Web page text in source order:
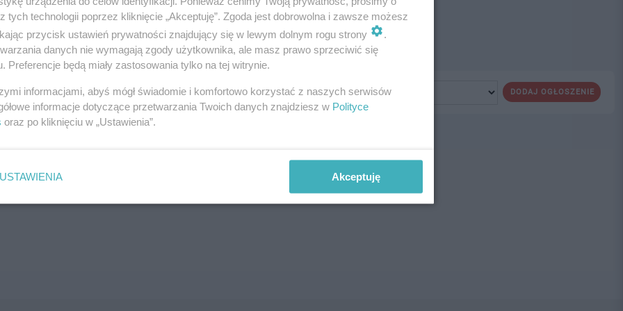
SZUKAJ
DODAJ OGŁOSZENIE
ogłoszenie nie istnieje lub nie jest jeszcze aktywne!
tych technologii poprzez kliknięcie „Akceptuję”. Zgoda jest dobrowolna i zawsze możesz
przycisk ustawień prywatności znajdujący się w lewym dolnym rogu strony
danych nie wymagają zgody użytkownika, ale masz prawo sprzeciwić się
Preferencje będą miały zastosowania tylko na tej witrynie.
informacjami, abyś mógł świadomie i komfortowo korzystać z naszych serwisów
informacje dotyczące przetwarzania Twoich danych znajdziesz w Polityce
oraz po kliknięciu w „Ustawienia”.
USTAWIENIA Akceptuję